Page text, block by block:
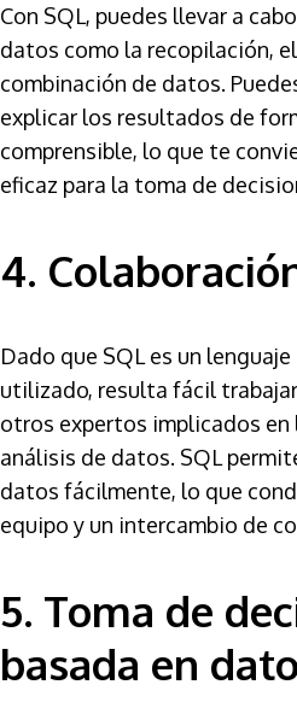
Con SQL, puedes llevar a
datos como la recopilación,
combinación de datos.
explicar los resultados de
comprensible, lo que te
eficaz para la toma de
4.
Dado que SQL es un
utilizado, resulta fácil
otros expertos implicados
análisis de datos. SQL
datos fácilmente, lo que
equipo y un intercambio de
5. Toma de
basada en